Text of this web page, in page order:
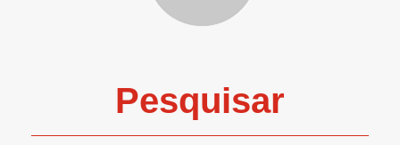
Pesquisar